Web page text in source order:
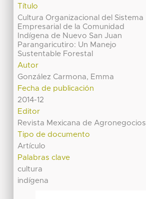
Título
Cultura Organizacional del Sistema
Empresarial de la Comunidad
Indígena de Nuevo San Juan
Parangaricutiro: Un Manejo
Sustentable Forestal
Autor
González Carmona, Emma
Fecha de publicación
2014-12
Editor
Revista Mexicana de Agronegocios
Tipo de documento
Artículo
Palabras clave
cultura
indígena